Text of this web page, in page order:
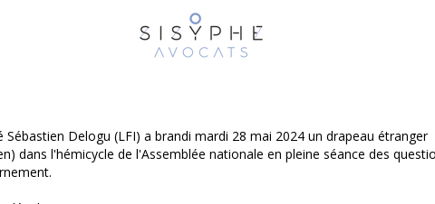
Sébastien Delogu (LFI) a brandi mardi 28 mai 2024 un drapeau étranger
dans l'hémicycle de l'Assemblée nationale en pleine séance des